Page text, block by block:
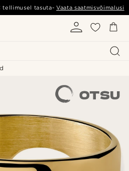
tellimusel tasuta-Vaata saatmisvõimalusi